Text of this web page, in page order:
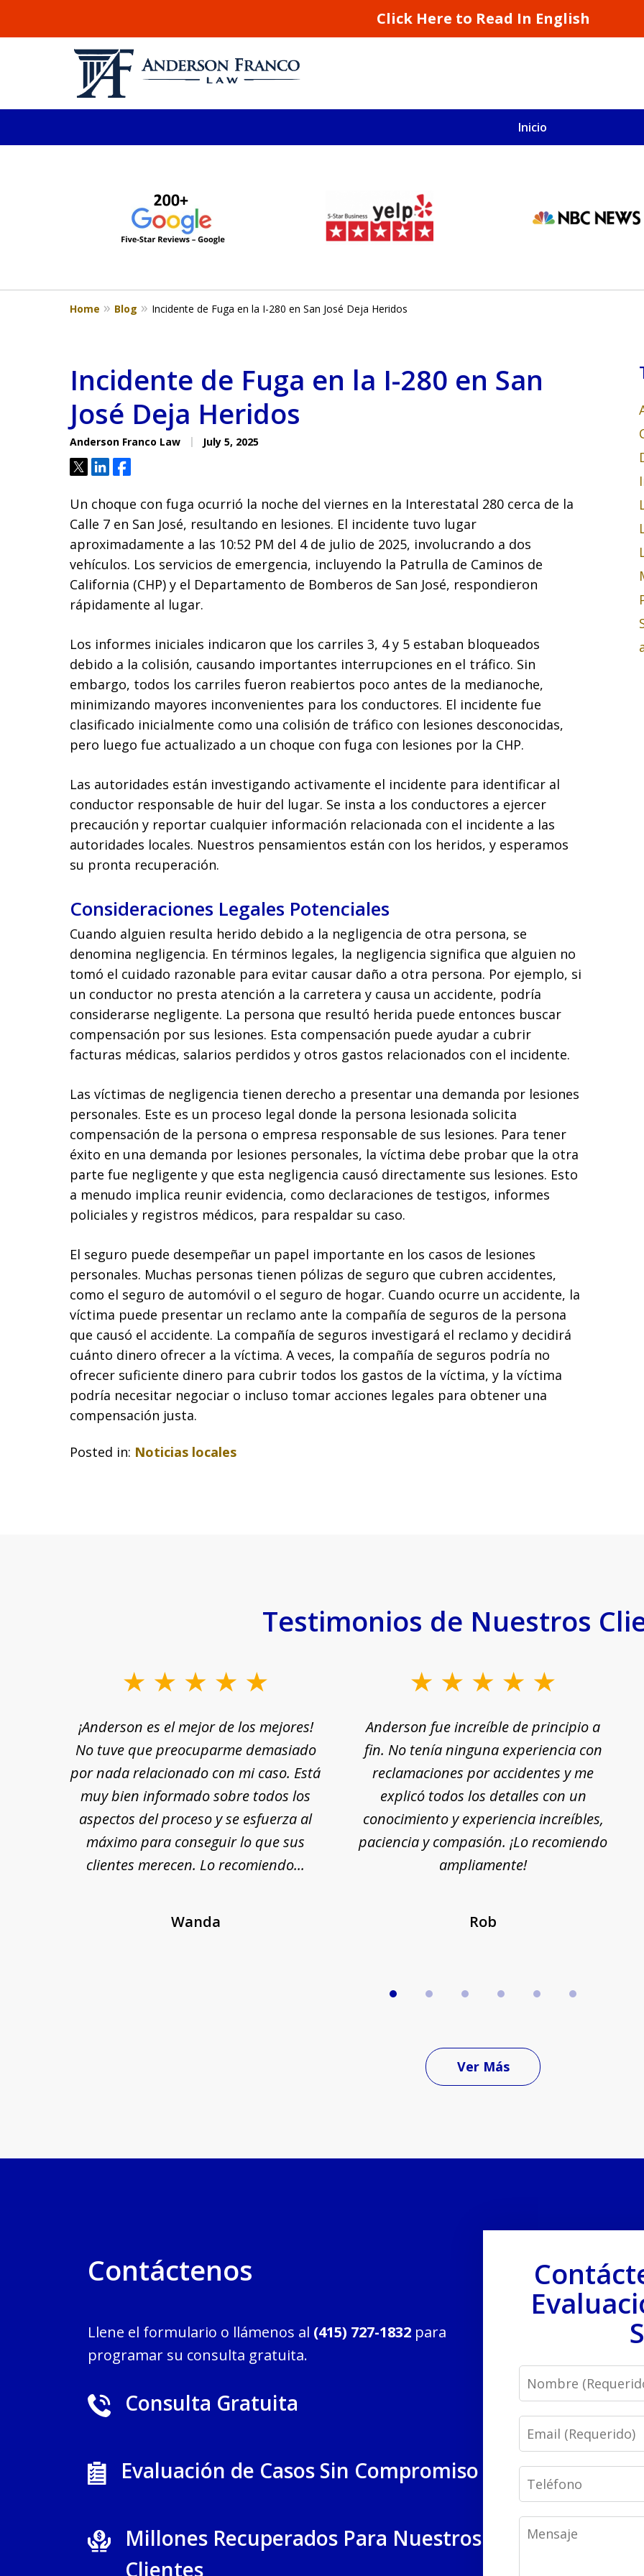
Click Here to Read In English
Inicio
Millones recuperados en el área de San Francisco y California
4
Home Blog Incidente de Fuga en la I-280 en San José Deja Heridos
Incidente de Fuga en la I-280 en San
José Deja Heridos
Anderson Franco Law July 5, 2025
TweetShareShare
Un choque con fuga ocurrió la noche del viernes en la Interestatal 280 cerca de la
Calle 7 en San José, resultando en lesiones. El incidente tuvo lugar
aproximadamente a las 10:52 PM del 4 de julio de 2025, involucrando a dos
vehículos. Los servicios de emergencia, incluyendo la Patrulla de Caminos de
California (CHP) y el Departamento de Bomberos de San José, respondieron
rápidamente al lugar.
Los informes iniciales indicaron que los carriles 3, 4 y 5 estaban bloqueados
debido a la colisión, causando importantes interrupciones en el tráfico. Sin
embargo, todos los carriles fueron reabiertos poco antes de la medianoche,
minimizando mayores inconvenientes para los conductores. El incidente fue
clasificado inicialmente como una colisión de tráfico con lesiones desconocidas,
pero luego fue actualizado a un choque con fuga con lesiones por la CHP.
Las autoridades están investigando activamente el incidente para identificar al
conductor responsable de huir del lugar. Se insta a los conductores a ejercer
precaución y reportar cualquier información relacionada con el incidente a las
autoridades locales. Nuestros pensamientos están con los heridos, y esperamos
su pronta recuperación.
Consideraciones Legales Potenciales
Cuando alguien resulta herido debido a la negligencia de otra persona, se
denomina negligencia. En términos legales, la negligencia significa que alguien no
tomó el cuidado razonable para evitar causar daño a otra persona. Por ejemplo, si
un conductor no presta atención a la carretera y causa un accidente, podría
considerarse negligente. La persona que resultó herida puede entonces buscar
compensación por sus lesiones. Esta compensación puede ayudar a cubrir
facturas médicas, salarios perdidos y otros gastos relacionados con el incidente.
Las víctimas de negligencia tienen derecho a presentar una demanda por lesiones
personales. Este es un proceso legal donde la persona lesionada solicita
compensación de la persona o empresa responsable de sus lesiones. Para tener
éxito en una demanda por lesiones personales, la víctima debe probar que la otra
parte fue negligente y que esta negligencia causó directamente sus lesiones. Esto
a menudo implica reunir evidencia, como declaraciones de testigos, informes
policiales y registros médicos, para respaldar su caso.
El seguro puede desempeñar un papel importante en los casos de lesiones
personales. Muchas personas tienen pólizas de seguro que cubren accidentes,
como el seguro de automóvil o el seguro de hogar. Cuando ocurre un accidente, la
víctima puede presentar un reclamo ante la compañía de seguros de la persona
que causó el accidente. La compañía de seguros investigará el reclamo y decidirá
cuánto dinero ofrecer a la víctima. A veces, la compañía de seguros podría no
ofrecer suficiente dinero para cubrir todos los gastos de la víctima, y la víctima
podría necesitar negociar o incluso tomar acciones legales para obtener una
compensación justa.
Posted in: Noticias locales
Testimonios de Nuestros
¡Anderson es el mejor de los mejores!
No tuve que preocuparme demasiado
por nada relacionado con mi caso. Está
muy bien informado sobre todos los
aspectos del proceso y se esfuerza al
máximo para conseguir lo que sus
clientes merecen. Lo recomiendo...
Wanda
Anderson fue increíble de principio a
fin. No tenía ninguna experiencia con
reclamaciones por accidentes y me
explicó todos los detalles con un
conocimiento y experiencia increíbles,
paciencia y compasión. ¡Lo recomiendo
ampliamente!
Rob
Ver Más
Contáctenos
Llene el formulario o llámenos al (415) 727-1832 para
programar su consulta gratuita.
Consulta Gratuita
Evaluación de Casos Sin Compromiso
Millones Recuperados Para Nuestros
Clientes
Name
Email
Phone
Message